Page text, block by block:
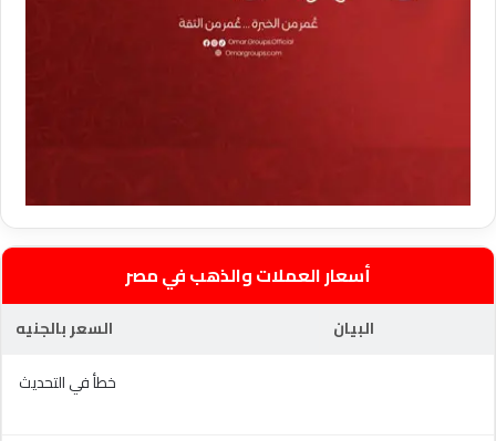
أسعار العملات والذهب في مصر
البيان
السعر بالجنيه
خطأ في التحديث